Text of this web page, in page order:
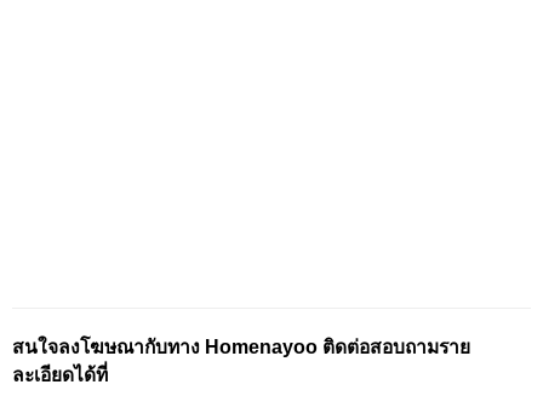
สนใจลงโฆษณากับทาง Homenayoo ติดต่อสอบถามราย
ละเอียดได้ที่